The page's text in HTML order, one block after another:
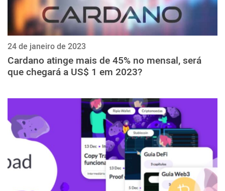
24 de janeiro de 2023
Cardano atinge mais de 45% no mensal, será
que chegará a US$ 1 em 2023?